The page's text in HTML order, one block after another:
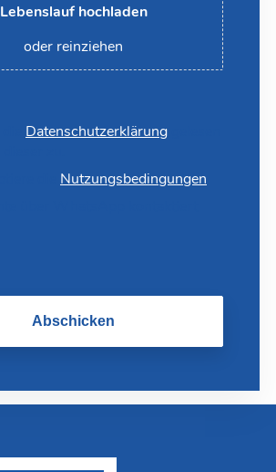
Lebenslauf hochladen
oder reinziehen
Datenschutzerklärung
Nutzungsbedingungen
Abschicken